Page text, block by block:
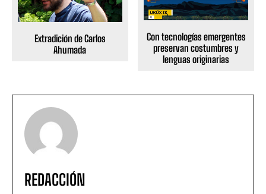
Extradición de Carlos
Ahumada
Con tecnologías emergentes
preservan costumbres y
lenguas originarias
REDACCIÓN